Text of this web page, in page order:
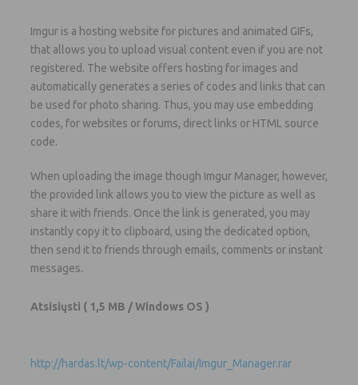
Imgur is a hosting website for pictures and animated GIFs,
that allows you to upload visual content even if you are not
registered. The website offers hosting for images and
automatically generates a series of codes and links that can
be used for photo sharing. Thus, you may use embedding
codes, for websites or forums, direct links or HTML source
code.
When uploading the image though Imgur Manager, however,
the provided link allows you to view the picture as well as
share it with friends. Once the link is generated, you may
instantly copy it to clipboard, using the dedicated option,
then send it to friends through emails, comments or instant
messages.
Atsisiųsti ( 1,5 MB / Windows OS )
http://hardas.lt/wp-content/Failai/Imgur_Manager.rar